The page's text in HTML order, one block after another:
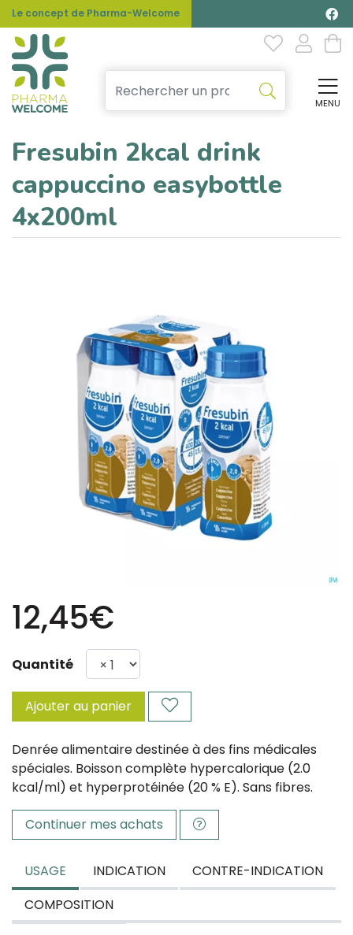
Le concept de Pharma-Welcome
MENU
Fresubin 2kcal drink
cappuccino easybottle
4x200ml
12,45€
Quantité
Ajouter au panier
Denrée alimentaire destinée à des fins médicales
spéciales. Boisson complète hypercalorique (2.0
kcal/ml) et hyperprotéinée (20 % E). Sans fibres.
Continuer mes achats
USAGE INDICATION
CONTRE-INDICATION
COMPOSITION